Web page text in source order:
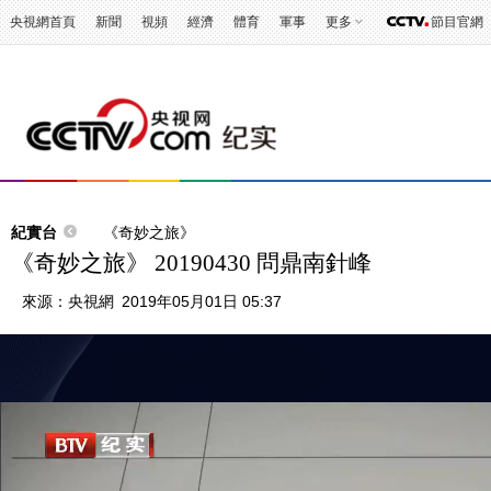
央視網首頁 新聞 視頻 經濟 體育 軍事 更多 節目官網
紀實台 《奇妙之旅》
《奇妙之旅》 20190430 問鼎南針峰
來源： 央視網 2019年05月01日 05:37